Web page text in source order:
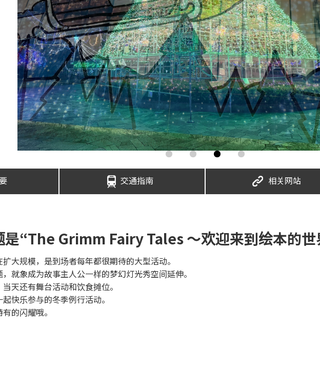
交通指南 相关网站
“The Grimm Fairy Tales 〜欢迎来到绘本的世
大规模，是到场者每年都很期待的大型活动。
就象成为故事主人公一样的梦幻灯光秀空间延伸。
天还有舞台活动和饮食摊位。
快乐参与的冬季例行活动。
的闪耀哦。